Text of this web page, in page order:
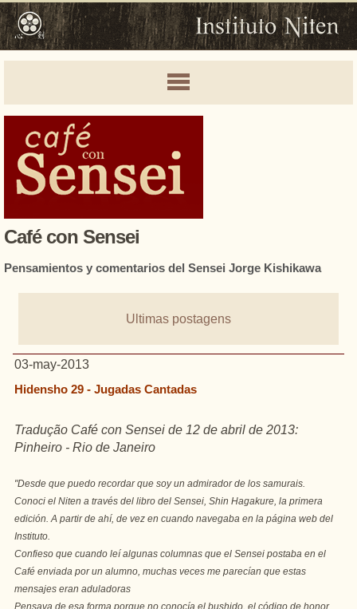
Café con Sensei
Pensamientos y comentarios del Sensei Jorge Kishikawa
Ultimas postagens
03-may-2013
Hidensho 29 - Jugadas Cantadas
Tradução Café con Sensei de 12 de abril de 2013:
Pinheiro - Rio de Janeiro
"Desde que puedo recordar que soy un admirador de los samurais.
Conoci el Niten a través del libro del Sensei, Shin Hagakure, la primera
edición. A partir de ahí, de vez en cuando navegaba en la página web del
Instituto.
Confieso que cuando leí algunas columnas que el Sensei postaba en el
Café enviada por un alumno, muchas veces me parecían que estas
mensajes eran aduladoras
Pensava de esa forma porque no conocía el bushido, el código de honor